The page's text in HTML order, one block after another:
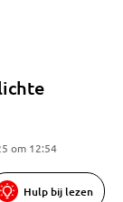
om 12:54
Hulp bij lezen